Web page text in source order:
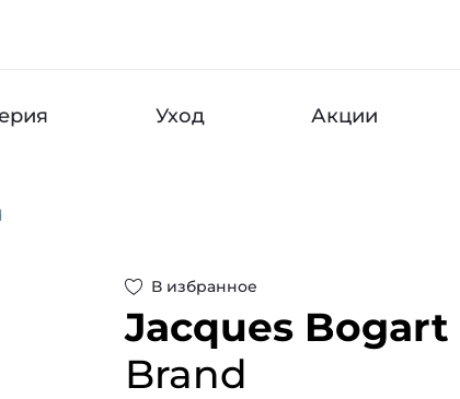
Уход Акции
В избранное
Jacques Bogart
Brand